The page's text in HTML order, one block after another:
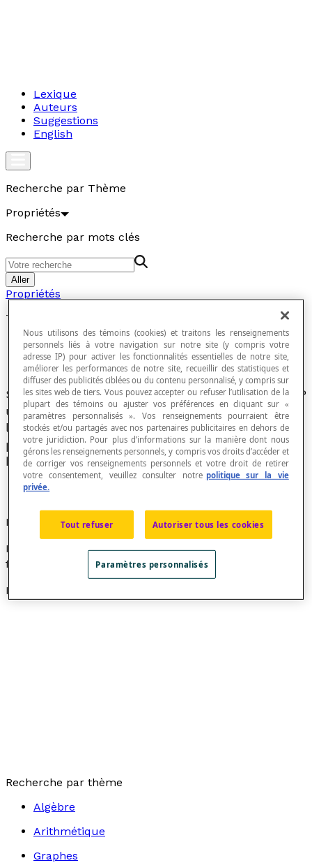
Lexique
Auteurs
Suggestions
English
Recherche par Thème
Propriétés
Recherche par mots clés
Aller
Propriétés
Trace d'une homothétie
Si hest unehomothétiede centre O du plan et P
un point de ce plan, on appelle trace de
l'homothétiehtoute droite qui passe par un
point P et par son imageh(P) par cette
homothétie.
Propriété
L'ensemble des traces d'une homothétie de centre O
forme un
faisceau de droitesconcourantes en O.
Exemple
Recherche par thème
Algèbre
Arithmétique
Graphes
Nous utilisons des témoins (cookies) et traitons les renseignements
personnels liés à votre navigation sur notre site (y compris votre
adresse IP) pour activer les fonctionnalités essentielles de notre site,
améliorer les performances de notre site, recueillir des statistiques et
diffuser des publicités ciblées ou du contenu personnalisé, y compris sur
les sites web de tiers. Vous pouvez accepter ou refuser l’utilisation de la
plupart des témoins ou ajuster vos préférences en cliquant sur «
paramètres personnalisés ». Vos renseignements pourraient être
stockés et/ou partagés avec nos partenaires publicitaires en dehors de
votre juridiction. Pour plus d’informations sur la manière dont nous
gérons les renseignements personnels, y compris vos droits d’accéder et
de corriger vos renseignements personnels et votre droit de retirer
votre consentement, veuillez consulter notre politique sur la vie
privée.
Tout refuser Autoriser tous les cookies
Paramètres personnalisés